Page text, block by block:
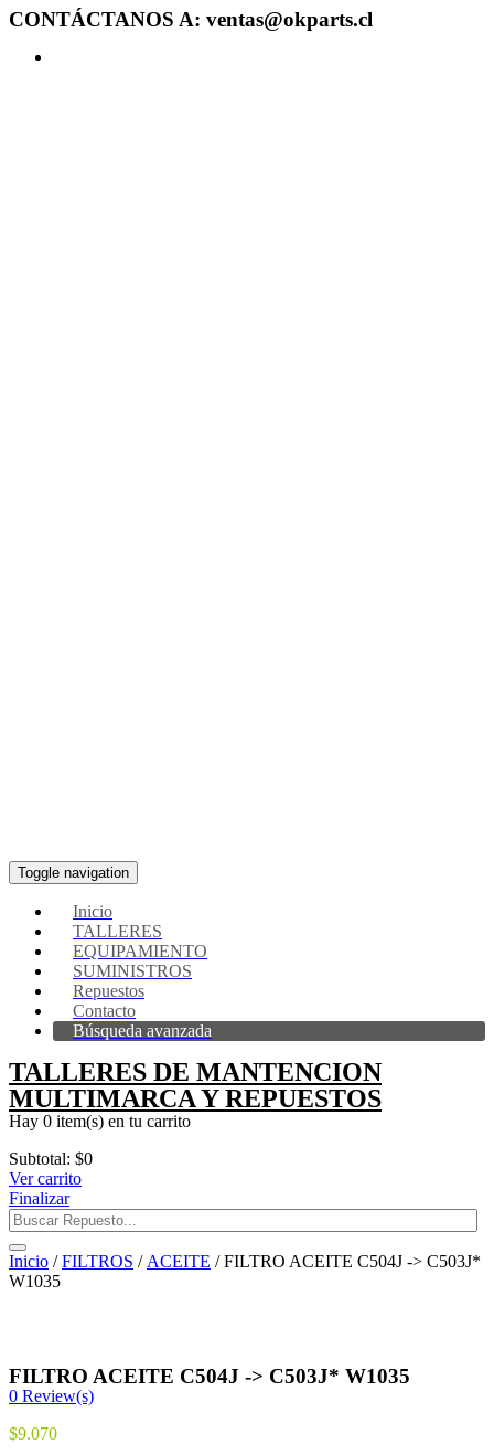
CONTÁCTANOS A: ventas@okparts.cl
Toggle navigation
Inicio
TALLERES
EQUIPAMIENTO
SUMINISTROS
Repuestos
Contacto
Búsqueda avanzada
TALLERES DE MANTENCION
MULTIMARCA Y REPUESTOS
Hay 0 item(s) en tu carrito
Subtotal: $0
Ver carrito
Finalizar
Inicio /FILTROS / ACEITE / FILTRO ACEITE C504J -> C503J*
W1035
FILTRO ACEITE C504J -> C503J* W1035
0 Review(s)
$9.070